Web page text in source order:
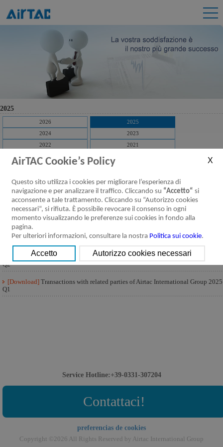
2025
2026
2025
2024
2023
2022
2021
2020
2016
2014
[Download] Transactions with related parties of Airtac International Group 2025
[Download]
Transactions with related parties of Airtac International Group 2025
[Download] Transactions with related parties of Airtac International Group 2025
Q2
[Download] Transactions with related parties of Airtac International Group 2025
Q1
AirTAC Cookie’s Policy
Questo sito utilizza i cookies per migliorare l’esperienza di
navigazione e per analizzare il traffico. Cliccando su “Accetto“ si
acconsente a tale trattamento. Cliccando su “Autorizzo cookies
necessari“, si rifiuta. È possibile revocare il consenso in ogni
momento visualizzando le preferenze sui cookies in fondo alla
pagina.
Per ulteriori informazioni, consultare la nostra Politica sui cookie.
Service Hotline:+39-0331-307204
Contattaci!
preferencias de cookies
Copyright ©2026 All Rights Reserved by Airtac International Group